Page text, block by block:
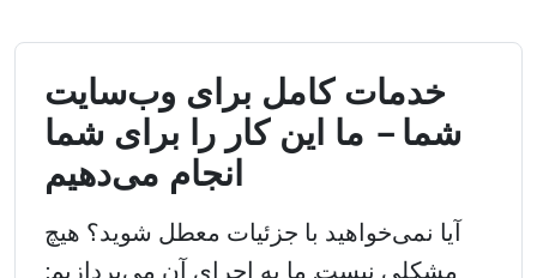
خدمات کامل برای وب‌سایت
شما – ما این کار را برای شما
انجام می‌دهیم
آیا نمی‌خواهید با جزئیات معطل شوید؟ هیچ
مشکلی نیست. ما به اجرای آن می‌پردازیم: